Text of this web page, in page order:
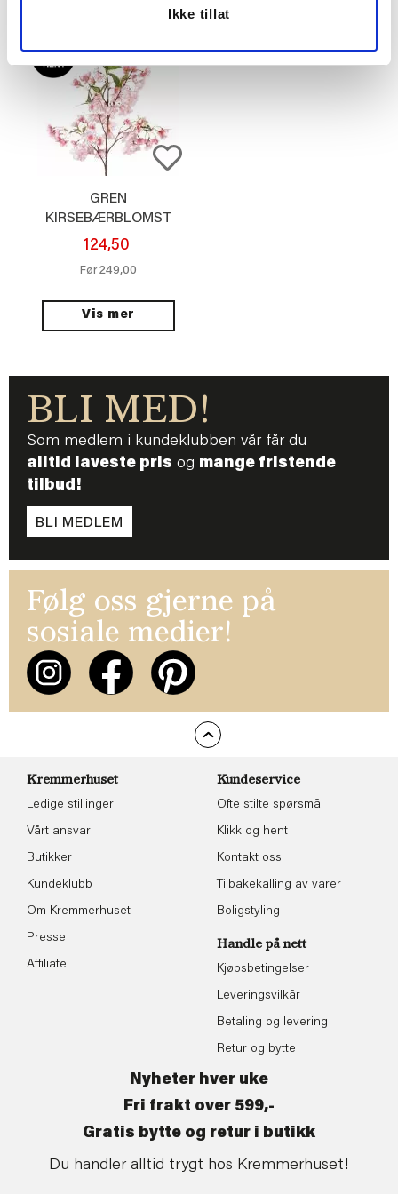
Ikke tillat
GREN
KIRSEBÆRBLOMST
105CM ROSA
124,50
Før249,00
Vis mer
BLI MED!
Som medlem i kundeklubben vår får du
alltid laveste pris og mange fristende
tilbud!
BLI MEDLEM
Følg oss gjerne på
sosiale medier!
Kremmerhuset
Ledige stillinger
Vårt ansvar
Butikker
Kundeklubb
Om Kremmerhuset
Presse
Affiliate
Kundeservice
Ofte stilte spørsmål
Klikk og hent
Kontakt oss
Tilbakekalling av varer
Boligstyling
Handle på nett
Kjøpsbetingelser
Leveringsvilkår
Betaling og levering
Retur og bytte
Nyheter hver uke
Fri frakt over 599,-
Gratis bytte og retur i butikk
Du handler alltid trygt hos Kremmerhuset!